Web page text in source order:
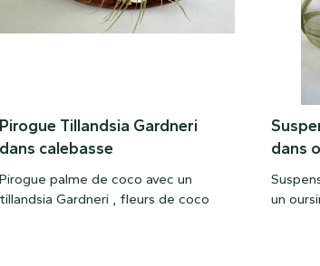
Pirogue Tillandsia Gardneri
dans calebasse
Pirogue palme de coco avec un
tillandsia Gardneri , fleurs de coco
dans
un